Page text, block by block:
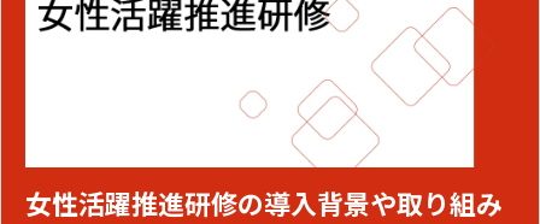
女性活躍推進研修の導入背景や取り組み